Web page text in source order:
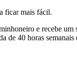
ficar mais fácil.
e recebe
de 40 horas